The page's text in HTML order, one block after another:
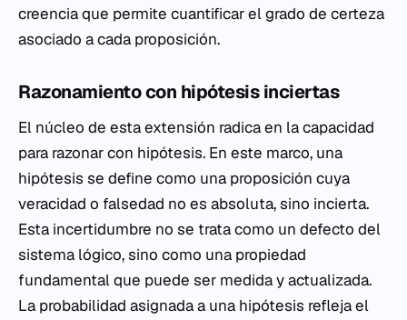
creencia que permite cuantificar el grado de certeza
asociado a cada proposición.
Razonamiento con hipótesis inciertas
El núcleo de esta extensión radica en la capacidad
para razonar con hipótesis. En este marco, una
hipótesis se define como una proposición cuya
veracidad o falsedad no es absoluta, sino incierta.
Esta incertidumbre no se trata como un defecto del
sistema lógico, sino como una propiedad
fundamental que puede ser medida y actualizada.
La probabilidad asignada a una hipótesis refleja el